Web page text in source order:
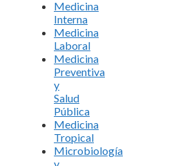
Medicina
Interna
Medicina
Laboral
Medicina
Preventiva
y
Salud
Pública
Medicina
Tropical
Microbiología